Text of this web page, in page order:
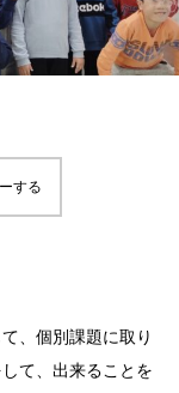
する
、個別課題に取り
て、出来ることを